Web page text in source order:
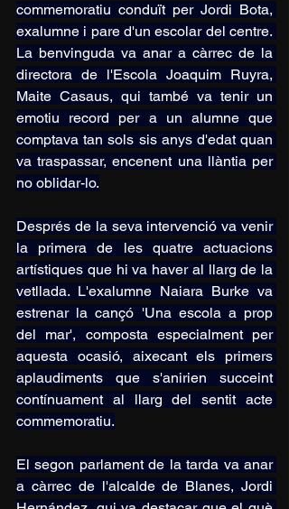
commemoratiu conduït per Jordi Bota,
exalumne i pare d'un escolar del centre.
La benvinguda va anar a càrrec de la
directora de l'Escola Joaquim Ruyra,
Maite Casaus, qui també va tenir un
emotiu record per a un alumne que
comptava tan sols sis anys d'edat quan
va traspassar, encenent una llàntia per
no oblidar-lo.
Després de la seva intervenció va venir
la primera de les quatre actuacions
artístiques que hi va haver al llarg de la
vetllada. L'exalumne Naiara Burke va
estrenar la cançó 'Una escola a prop
del mar', composta especialment per
aquesta ocasió, aixecant els primers
aplaudiments que s'anirien succeint
contínuament al llarg del sentit acte
commemoratiu.
El segon parlament de la tarda va anar
a càrrec de l'alcalde de Blanes, Jordi